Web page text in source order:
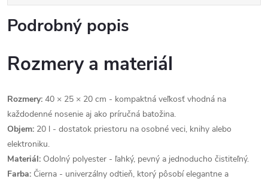
Podrobný popis
Rozmery a materiál
Rozmery: 40 × 25 × 20 cm - kompaktná veľkosť vhodná na
každodenné nosenie aj ako príručná batožina.
Objem: 20 l - dostatok priestoru na osobné veci, knihy alebo
elektroniku.
Materiál: Odolný polyester - ľahký, pevný a jednoducho čistiteľný.
Farba: Čierna - univerzálny odtieň, ktorý pôsobí elegantne a